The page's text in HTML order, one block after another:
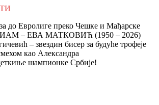
до Евролиге преко Чешке и Мађарске
– ЕВА МАТКОВИЋ (1950 – 2026)
– звездин бисер за будуће трофеје
као Александра
шампионке Србије!